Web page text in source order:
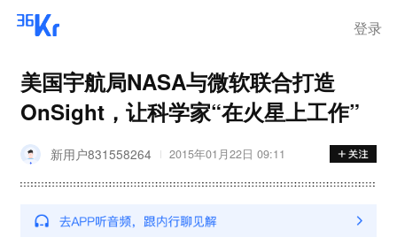
登录
美国宇航局NASA与微软联合打造
OnSight，让科学家“在火星上工作”
新用户831558264 2015年01月22日 09:11